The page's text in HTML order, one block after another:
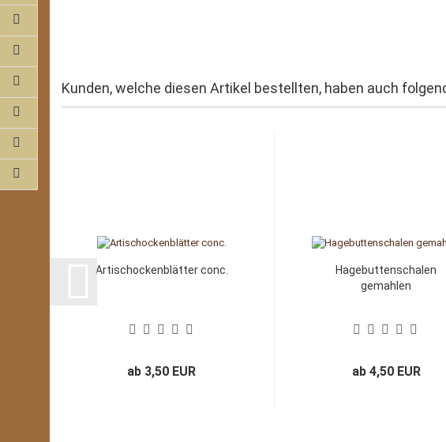
Kunden, welche diesen Artikel bestellten, haben auch
Artischockenblätter conc.
ab 3,50 EUR
Hagebuttenschalen
gemahlen
ab 4,50 EUR